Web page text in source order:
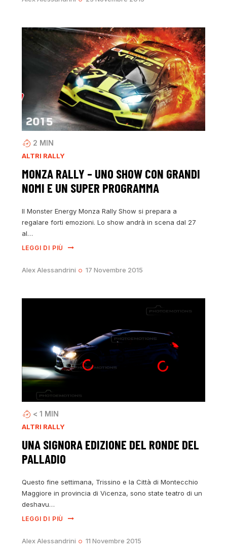
2 MIN
ALTRI RALLY
MONZA RALLY – UNO SHOW CON GRANDI
NOMI E UN SUPER PROGRAMMA
Il Monster Energy Monza Rally Show si prepara a
regalare forti emozioni. Lo show andrà in scena dal 27
al…
LEGGI DI PIÙ
Alex Alessandrini 17 Novembre 2015
< 1 MIN
ALTRI RALLY
UNA SIGNORA EDIZIONE DEL RONDE DEL
PALLADIO
Questo fine settimana, Trissino e la Città di Montecchio
Maggiore in provincia di Vicenza, sono state teatro di un
deshavu…
LEGGI DI PIÙ
Alex Alessandrini 11 Novembre 2015